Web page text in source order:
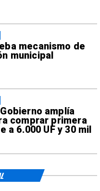
mecanismo de
municipal
amplía
comprar primera
a 6.000 UF y 30 mil